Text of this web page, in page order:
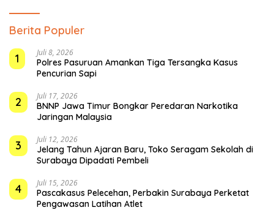
Berita Populer
1
Juli 8, 2026
Polres Pasuruan Amankan Tiga Tersangka Kasus
Pencurian Sapi
2 Juli 17, 2026
BNNP Jawa Timur Bongkar Peredaran Narkotika
Jaringan Malaysia
3 Juli 12, 2026
Jelang Tahun Ajaran Baru, Toko Seragam Sekolah di
Surabaya Dipadati Pembeli
4 Juli 15, 2026
Pascakasus Pelecehan, Perbakin Surabaya Perketat
Pengawasan Latihan Atlet